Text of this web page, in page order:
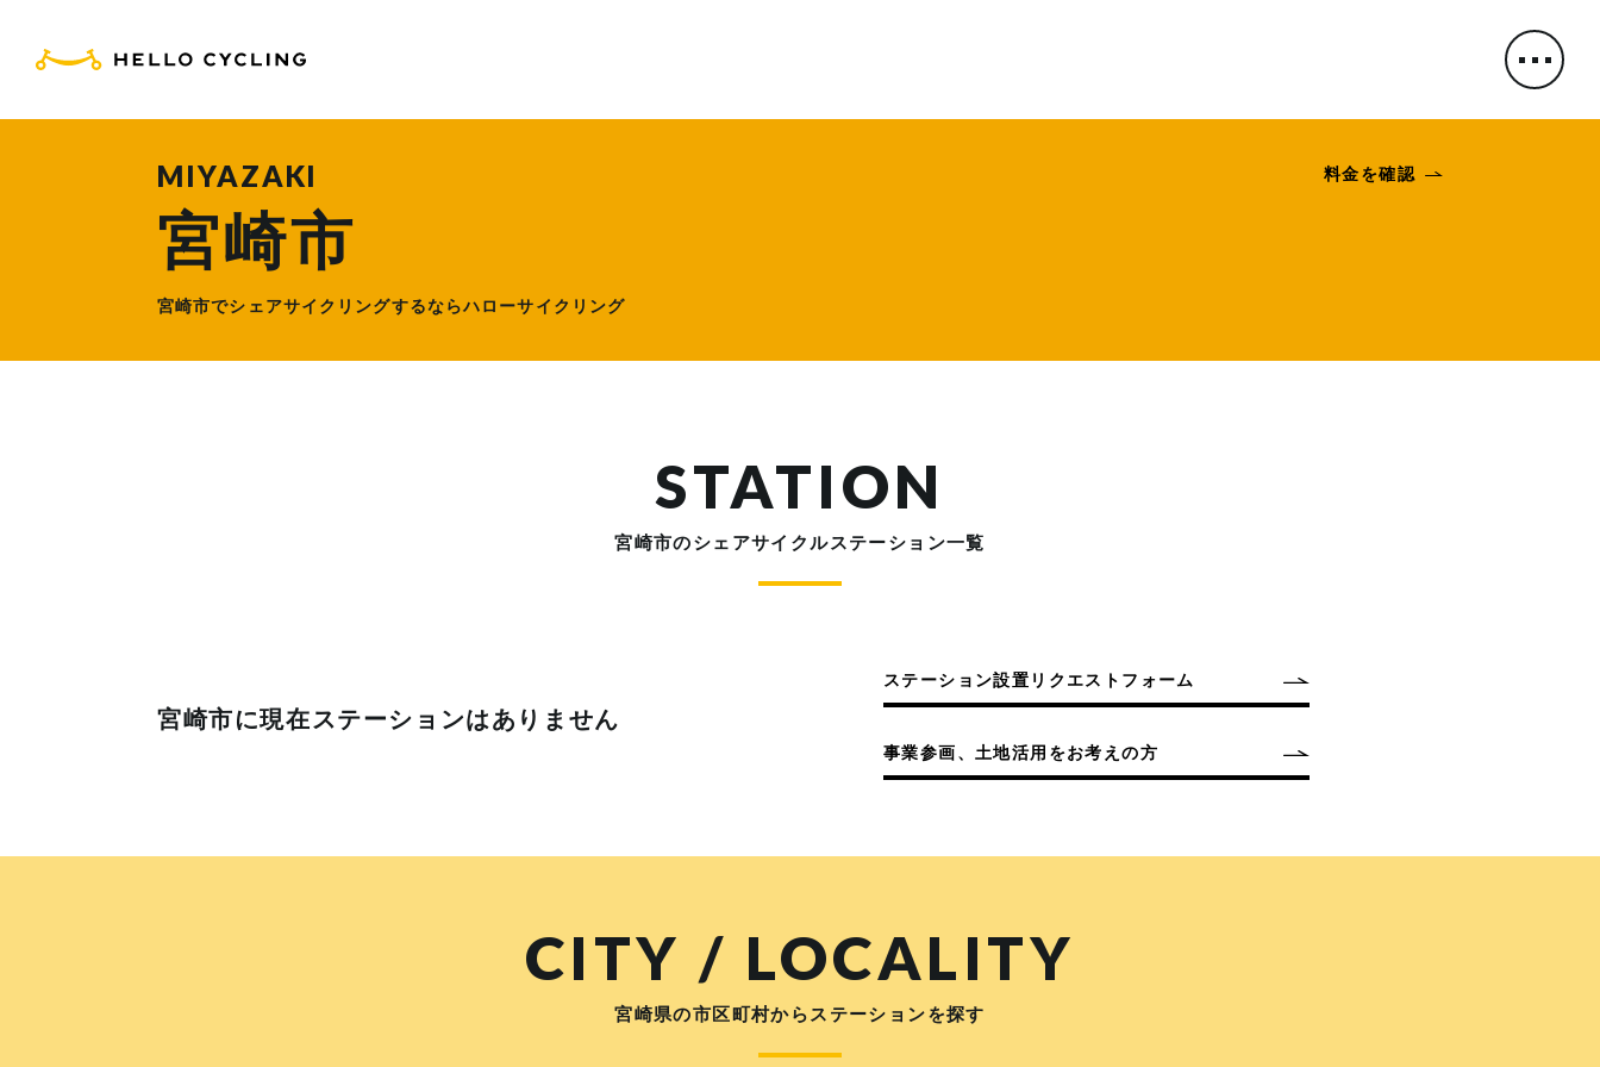
MIYAZAKI
宮崎市
宮崎市でシェアサイクリングするならハローサイクリング
料金を確認
STATION
宮崎市のシェアサイクルステーション一覧
宮崎市に現在ステーションはありません
ステーション設置リクエストフォーム
事業参画、土地活用をお考えの方
CITY / LOCALITY
宮崎県の市区町村からステーションを探す